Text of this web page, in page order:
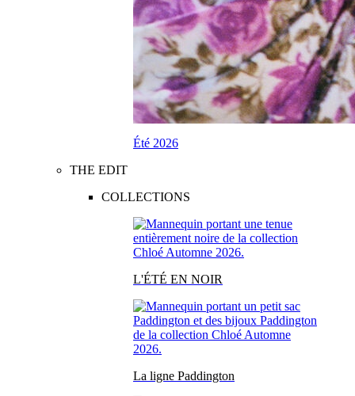
Été 2026
THE EDIT
COLLECTIONS
L'ÉTÉ EN NOIR
La ligne Paddington